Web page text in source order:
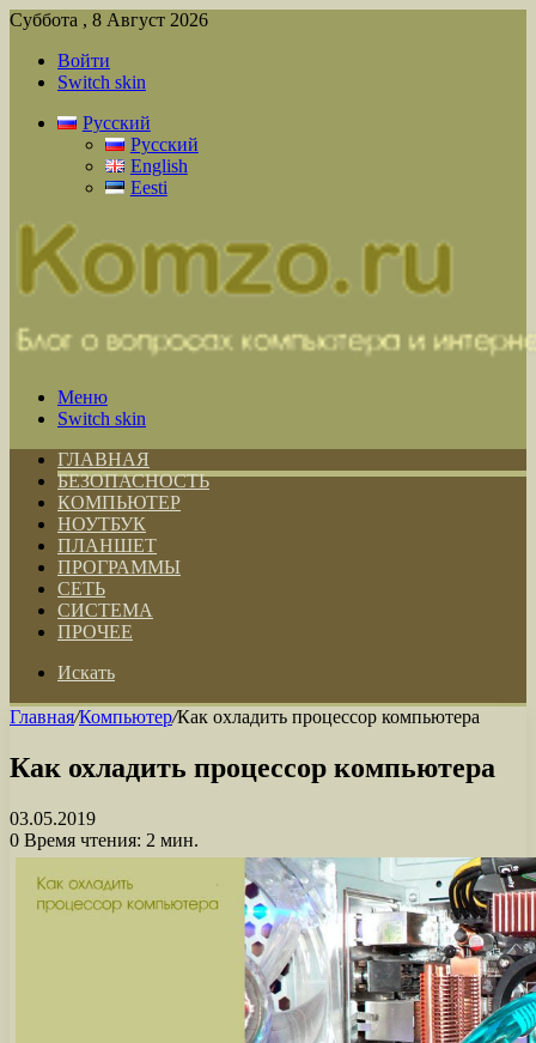
Суббота , 8 Август 2026
Войти
Switch skin
Русский
Русский
English
Eesti
Меню
Switch skin
ГЛАВНАЯ
БЕЗОПАСНОСТЬ
КОМПЬЮТЕР
НОУТБУК
ПЛАНШЕТ
ПРОГРАММЫ
СЕТЬ
СИСТЕМА
ПРОЧЕЕ
Искать
Главная/Компьютер/Как охладить процессор компьютера
Как охладить процессор компьютера
03.05.2019
0 Время чтения: 2 мин.